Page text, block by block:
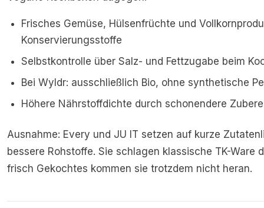
Frisches Gemüse, Hülsenfrüchte und
Konservierungsstoffe
Selbstkontrolle über Salz- und Fettzugabe beim
Bei Wyldr: ausschließlich Bio, ohne synthetische
Höhere Nährstoffdichte durch schonendere
Ausnahme: Every und JU IT setzen auf kurze
bessere Rohstoffe. Sie schlagen klassische TK-Ware
frisch Gekochtes kommen sie trotzdem nicht heran.